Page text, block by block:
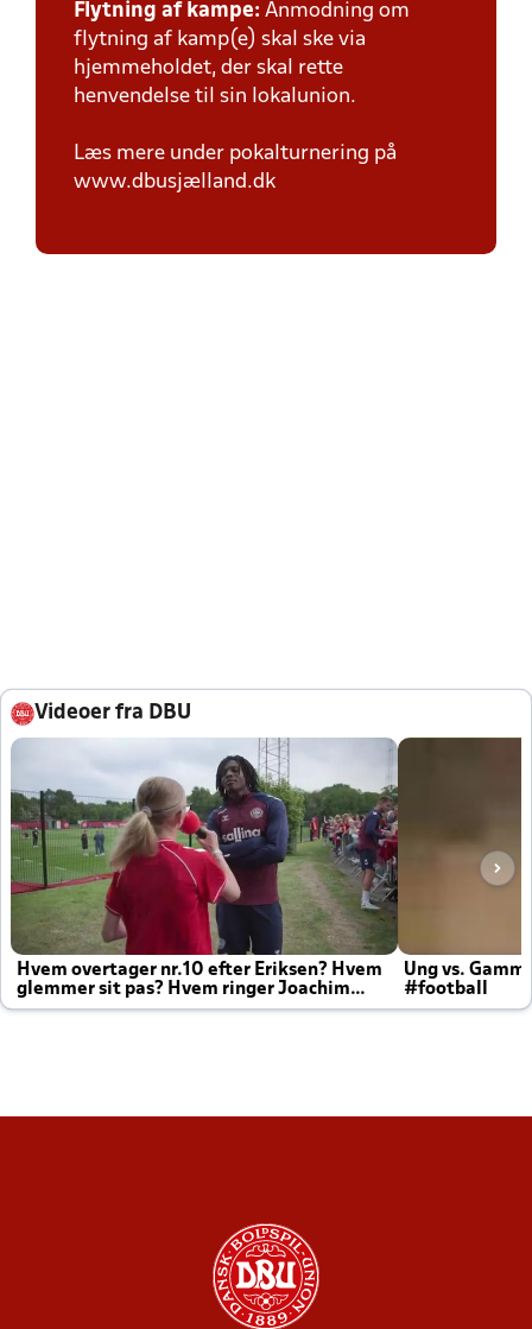
Flytning af kampe: Anmodning om
flytning af kamp(e) skal ske via
hjemmeholdet, der skal rette
henvendelse til sin lokalunion.
Læs mere under pokalturnering på
www.dbusjælland.dk
Videoer fra DBU
Hvem overtager nr.10 efter Eriksen? Hvem
glemmer sit pas? Hvem ringer Joachim
altid til efter kampe?
Ung vs.
#football